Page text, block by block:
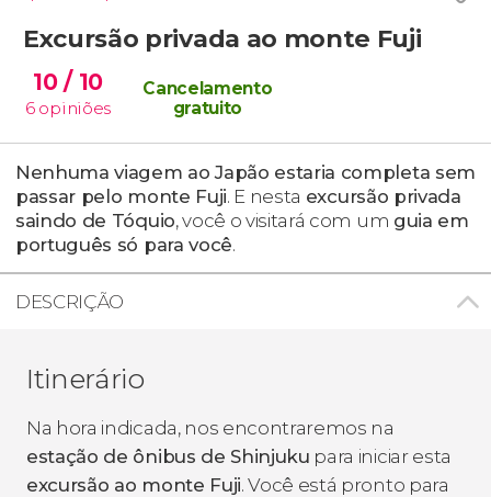
Excursão privada ao monte Fuji
10/ 10
6 opiniões
Cancelamento
gratuito
Nenhuma viagem ao Japão estaria completa sem
passar pelo monte Fuji. E nesta excursão privada
saindo de Tóquio, você o visitará com um guia em
português só para você.
DESCRIÇÃO
Itinerário
Na hora indicada, nos encontraremos na
estação de ônibus de Shinjuku para iniciar esta
excursão ao monte Fuji. Você está pronto para